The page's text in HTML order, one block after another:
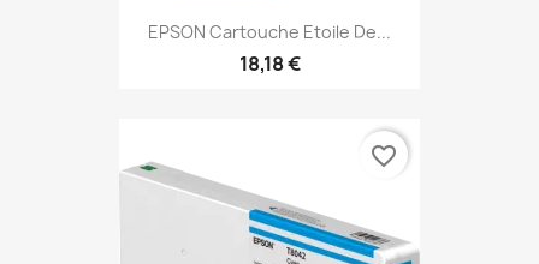
EPSON Cartouche Etoile De...
18,18 €
favorite_border